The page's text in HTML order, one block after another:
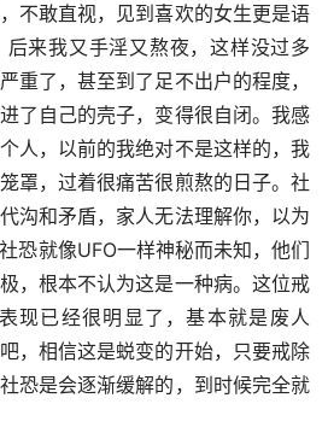
不敢直视，见到喜欢的女生更是语
来我又手淫又熬夜，这样没过多
重了，甚至到了足不出户的程度，
了自己的壳子，变得很自闭。我感
人，以前的我绝对不是这样的，我
罩，过着很痛苦很煎熬的日子。社
沟和矛盾，家人无法理解你，以为
恐就像UFO一样神秘而未知，他们
，根本不认为这是一种病。这位戒
现已经很明显了，基本就是废人
，相信这是蜕变的开始，只要戒除
恐是会逐渐缓解的，到时候完全就